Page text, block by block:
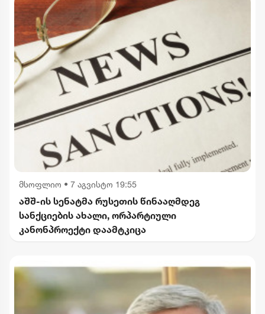
მსოფლიო • 7 აგვისტო 19:55
აშშ-ის სენატმა რუსეთის წინააღმდეგ
სანქციების ახალი, ორპარტიული
კანონპროექტი დაამტკიცა